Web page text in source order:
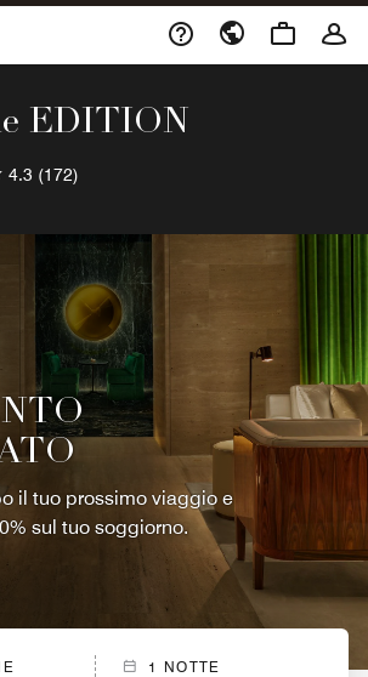
Bonvoy
EDITION
4.3 (172)
il tuo prossimo viaggio e
sul tuo soggiorno.
1 NOTTE